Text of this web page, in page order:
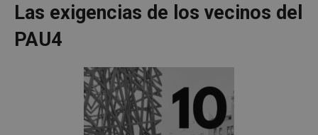
Las exigencias de los vecinos del
PAU4